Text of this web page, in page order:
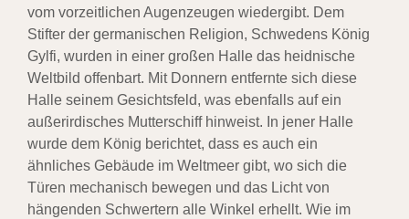
vom vorzeitlichen Augenzeugen wiedergibt. Dem
Stifter der germanischen Religion, Schwedens König
Gylfi, wurden in einer großen Halle das heidnische
Weltbild offenbart. Mit Donnern entfernte sich diese
Halle seinem Gesichtsfeld, was ebenfalls auf ein
außerirdisches Mutterschiff hinweist. In jener Halle
wurde dem König berichtet, dass es auch ein
ähnliches Gebäude im Weltmeer gibt, wo sich die
Türen mechanisch bewegen und das Licht von
hängenden Schwertern alle Winkel erhellt. Wie im